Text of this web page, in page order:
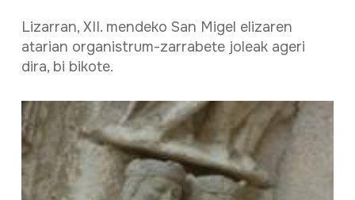
Lizarran, XII. mendeko San Migel elizaren
atarian organistrum-zarrabete joleak ageri
dira, bi bikote.